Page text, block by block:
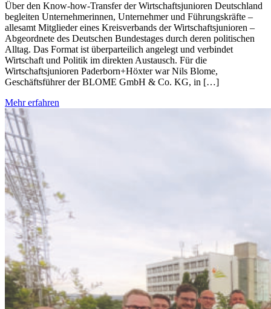
Über den Know-how-Transfer der Wirtschaftsjunioren Deutschland
begleiten Unternehmerinnen, Unternehmer und Führungskräfte –
allesamt Mitglieder eines Kreisverbands der Wirtschaftsjunioren –
Abgeordnete des Deutschen Bundestages durch deren politischen
Alltag. Das Format ist überparteilich angelegt und verbindet
Wirtschaft und Politik im direkten Austausch. Für die
Wirtschaftsjunioren Paderborn+Höxter war Nils Blome,
Geschäftsführer der BLOME GmbH & Co. KG, in […]
Mehr erfahren